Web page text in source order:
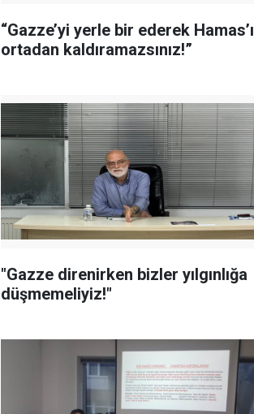
“Gazze’yi yerle bir ederek Hamas’ı
ortadan kaldıramazsınız!”
"Gazze direnirken bizler yılgınlığa
düşmemeliyiz!"